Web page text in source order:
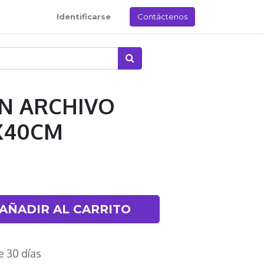
Identificarse Contáctenos
ARCHIVO
AL CARRITO
30 días